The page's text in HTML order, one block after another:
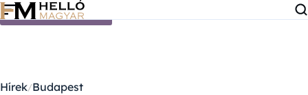
Ugrás a tartalomra
Hírek Budapest